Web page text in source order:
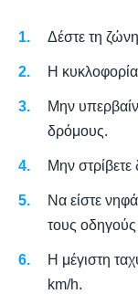
Δέστε τη
Η
Μην
δρόμους.
Μην στρίβετε
Να είστε
τους οδηγούς
Η μέγιστη
km/h.